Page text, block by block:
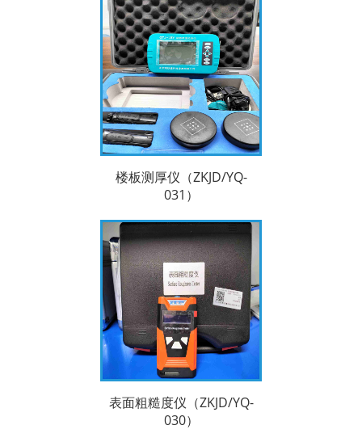
楼板测厚仪（ZKJD/YQ-
031）
表面粗糙度仪（ZKJD/YQ-
030）